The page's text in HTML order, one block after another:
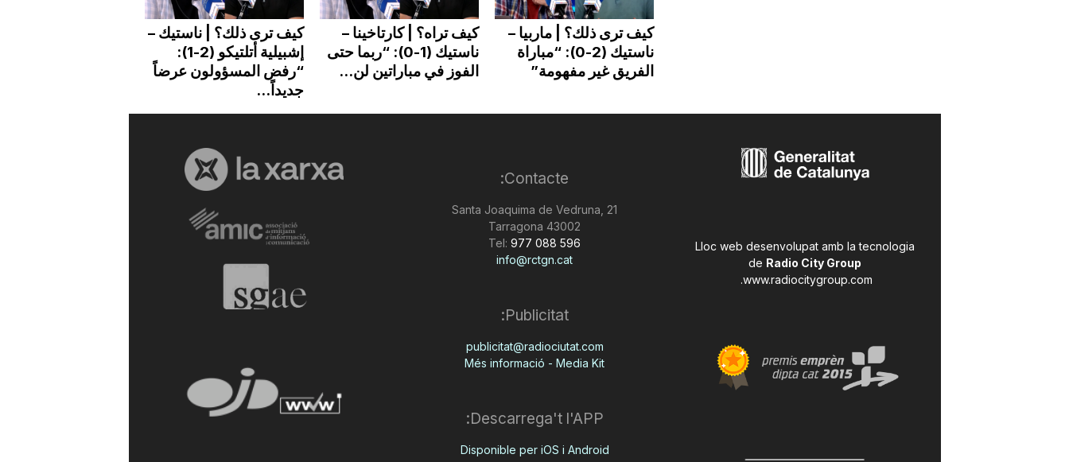
كيف ترى ذلك؟ | ناستيك –
إشبيلية أتلتيكو (2-1):
“رفض المسؤولون عرضاً
جديداً...
كيف تراه؟ | كارتاخينا –
ناستيك (1-0): “ربما حتى
الفوز في مباراتين لن...
كيف ترى ذلك؟ | ماربيا –
ناستيك (2-0): “مباراة
الفريق غير مفهومة”
Contacte:
Santa Joaquima de Vedruna, 21
43002 Tarragona
Tel: 977 088 596
info@rctgn.cat
Publicitat:
publicitat@radiociutat.com
Més informació - Media Kit
Descarrega't l'APP:
Disponible per iOS i Android
Lloc web desenvolupat amb la tecnologia
de Radio City Group
www.radiocitygroup.com
.